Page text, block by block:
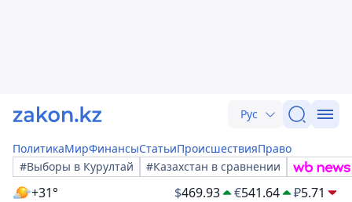
Рус
ПолитикаМирФинансыСтатьиПроисшествияПраво
#Выборы в Курултай
#Казахстан в сравнении
+31° $469.93 €541.64 ₽5.71